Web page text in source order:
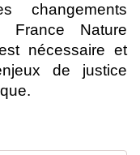
France Nature
nécessaire et
de justice